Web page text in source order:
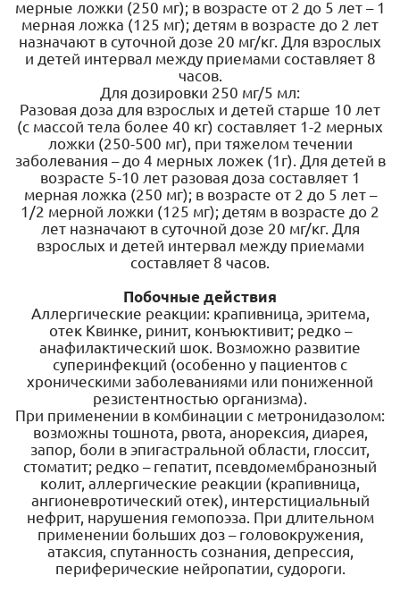
мерные ложки (250 мг); в возрасте от 2 до 5 лет – 1
мерная ложка (125 мг); детям в возрасте до 2 лет
назначают в суточной дозе 20 мг/кг. Для взрослых
и детей интервал между приемами составляет 8
часов.
Для дозировки 250 мг/5 мл:
Разовая доза для взрослых и детей старше 10 лет
(с массой тела более 40 кг) составляет 1-2 мерных
ложки (250-500 мг), при тяжелом течении
заболевания – до 4 мерных ложек (1г). Для детей в
возрасте 5-10 лет разовая доза составляет 1
мерная ложка (250 мг); в возрасте от 2 до 5 лет –
1/2 мерной ложки (125 мг); детям в возрасте до 2
лет назначают в суточной дозе 20 мг/кг. Для
взрослых и детей интервал между приемами
составляет 8 часов.
Побочные действия
Аллергические реакции: крапивница, эритема,
отек Квинке, ринит, конъюктивит; редко –
анафилактический шок. Возможно развитие
суперинфекций (особенно у пациентов с
хроническими заболеваниями или пониженной
резистентностью организма).
При применении в комбинации с метронидазолом:
возможны тошнота, рвота, анорексия, диарея,
запор, боли в эпигастральной области, глоссит,
стоматит; редко – гепатит, псевдомембранозный
колит, аллергические реакции (крапивница,
ангионевротический отек), интерстициальный
нефрит, нарушения гемопоэза. При длительном
применении больших доз – головокружения,
атаксия, спутанность сознания, депрессия,
периферические нейропатии, судороги.